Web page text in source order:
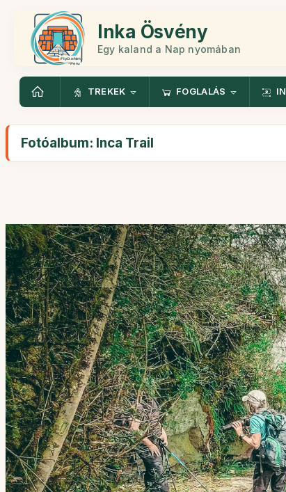
Inka Ösvény
Egy kaland a Nap nyomában
TREKEK FOGLALÁS
Fotóalbum: Inca Trail